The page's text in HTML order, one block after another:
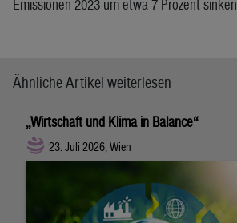
Emissionen 2023 um etwa 7 Prozent sinken
Ähnliche Artikel weiterlesen
„Wirtschaft und Klima in Balance“
23. Juli 2026, Wien